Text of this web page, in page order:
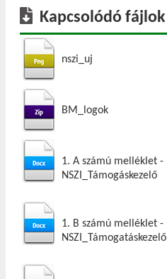
Kapcsolódó fájlok
nszi_uj
BM_logok
1. A számú melléklet -
NSZI_Támogáskezelő
1. B számú melléklet -
NSZI_Támogatáskezelő